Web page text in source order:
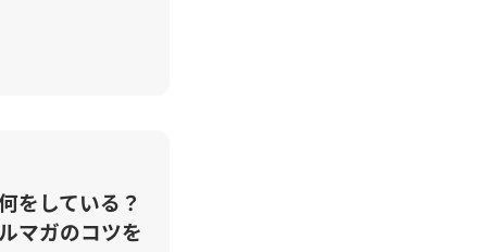
をしている？
マガのコツを